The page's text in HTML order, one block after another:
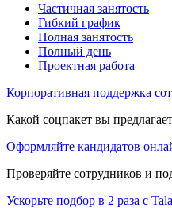
Частичная занятость
Гибкий график
Полная занятость
Полный день
Проектная работа
Корпоративная поддержка
Какой соцпакет вы
Оформляйте кандидатов
Проверяйте сотрудников и
Ускорьте подбор в 2 раза с